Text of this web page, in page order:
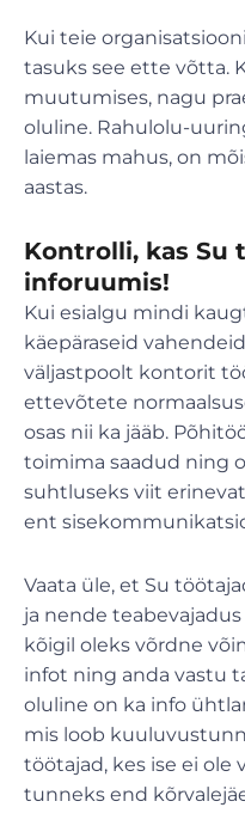
Kui teie
tasuks see ette võtta.
muutumises, nagu
oluline. Rahulolu-
laiemas mahus, on
aastas.
Kontrolli, kas Su
inforuumis!
Kui esialgu mindi
käepäraseid
väljastpoolt kontorit
ettevõtete
osas nii ka jääb.
toimima saadud ning
suhtluseks viit
ent
Vaata üle, et Su
ja nende
kõigil oleks võrdne
infot ning anda vastu
oluline on ka info
mis loob
töötajad, kes ise ei ole
tunneks end